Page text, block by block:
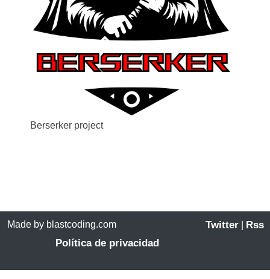
Berserker project
Made by blastcoding.com Twitter
Rss
Política de privacidad